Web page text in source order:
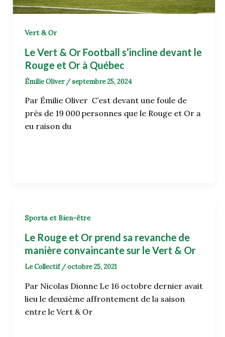
Vert & Or
Le Vert & Or Football s’incline devant le
Rouge et Or à Québec
Émilie Oliver /septembre 25, 2024
Par Émilie Oliver C’est devant une foule de
près de 19 000 personnes que le Rouge et Or a
eu raison du
Sports et Bien-être
Le Rouge et Or prend sa revanche de
manière convaincante sur le Vert & Or
Le Collectif /octobre 25, 2021
Par Nicolas Dionne Le 16 octobre dernier avait
lieu le deuxième affrontement de la saison
entre le Vert & Or